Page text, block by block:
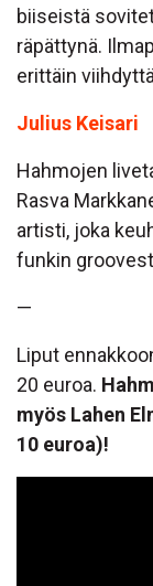
biiseistä
räpättynä.
erittäin
Julius Keisari
Hahmojen
Rasva
artisti, joka
funkin
—
Liput
20 euroa.
myös Lahen
10 euroa)!